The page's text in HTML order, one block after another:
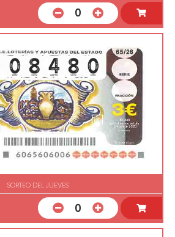
0
SORTEO DEL JUEVES
0